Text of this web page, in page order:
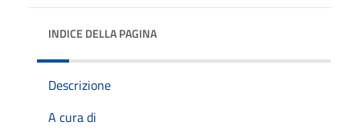
INDICE DELLA PAGINA
Descrizione
A cura di